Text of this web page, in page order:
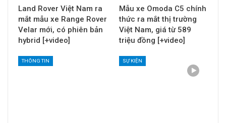
Land Rover Việt Nam ra
mắt mẫu xe Range Rover
Velar mới, có phiên bản
hybrid [+video]
Mẫu xe Omoda C5 chính
thức ra mắt thị trường
Việt Nam, giá từ 589
triệu đồng [+video]
THÔNG TIN SỰ KIỆN